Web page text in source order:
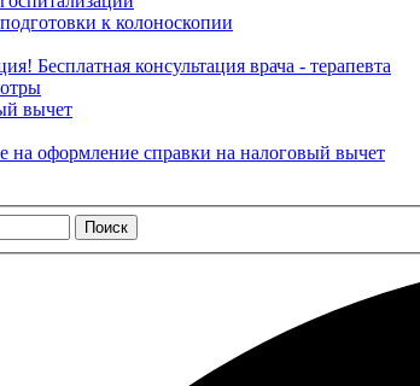
к колоноскопии
Бесплатная консультация врача - терапевта
вычет
на оформление справки на налоговый вычет